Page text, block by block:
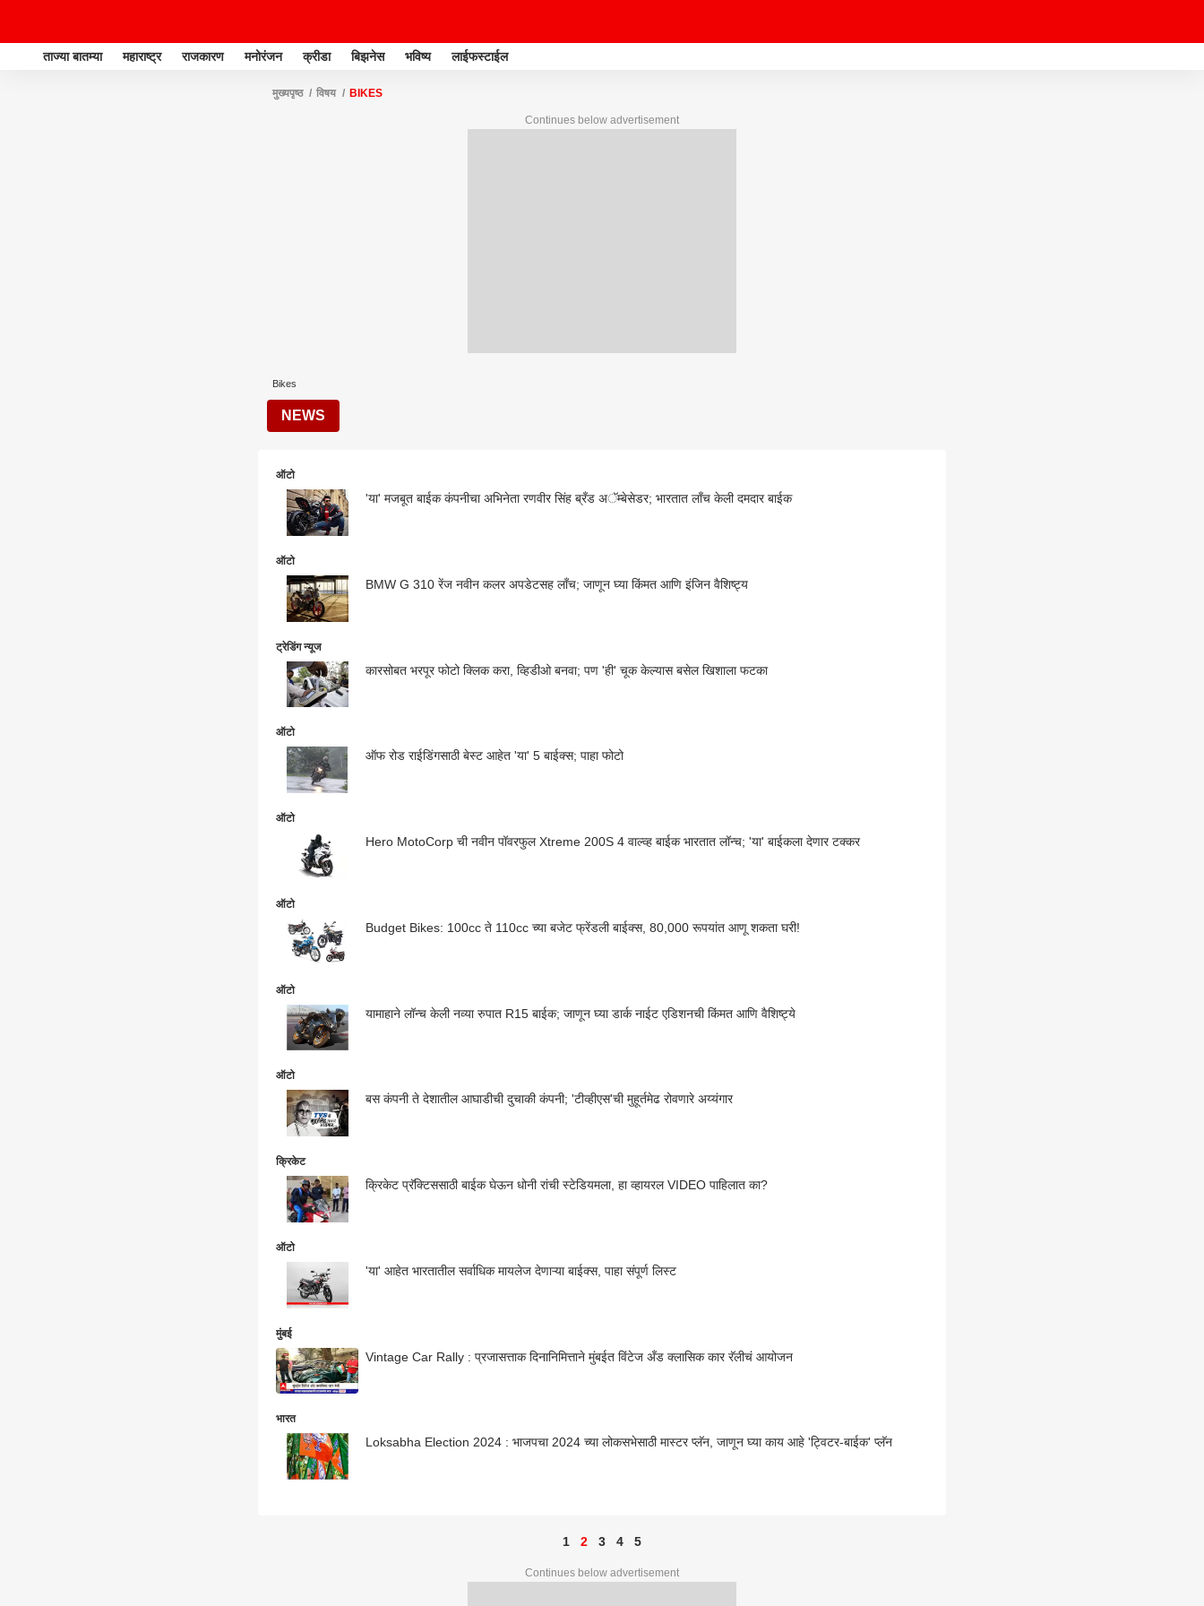
ताज्या बातम्या महाराष्ट्र राजकारण मनोरंजन क्रीडा बिझनेस भविष्य लाईफस्टाईल
मुख्यपृष्ठ विषय BIKES
Continues below advertisement
Bikes
NEWS
ऑटो
'या' मजबूत बाईक कंपनीचा अभिनेता रणवीर सिंह ब्रँड अॅम्बेसेडर; भारतात लाँच केली दमदार बाईक
ऑटो
BMW G 310 रेंज नवीन कलर अपडेटसह लॉंच; जाणून घ्या किंमत आणि इंजिन वैशिष्ट्य
ट्रेडिंग न्यूज
कारसोबत भरपूर फोटो क्लिक करा, व्हिडीओ बनवा; पण 'ही' चूक केल्यास बसेल खिशाला फटका
ऑटो
ऑफ रोड राईडिंगसाठी बेस्ट आहेत 'या' 5 बाईक्स; पाहा फोटो
ऑटो
Hero MotoCorp ची नवीन पॉवरफुल Xtreme 200S 4 वाल्व्ह बाईक भारतात लॉन्च; 'या' बाईकला देणार टक्कर
ऑटो
Budget Bikes: 100cc ते 110cc च्या बजेट फ्रेंडली बाईक्स, 80,000 रूपयांत आणू शकता घरी!
ऑटो
यामाहाने लॉन्च केली नव्या रुपात R15 बाईक; जाणून घ्या डार्क नाईट एडिशनची किंमत आणि वैशिष्ट्ये
ऑटो
बस कंपनी ते देशातील आघाडीची दुचाकी कंपनी; 'टीव्हीएस'ची मुहूर्तमेढ रोवणारे अय्यंगार
क्रिकेट
क्रिकेट प्रॅक्टिससाठी बाईक घेऊन धोनी रांची स्टेडियमला, हा व्हायरल VIDEO पाहिलात का?
ऑटो
'या' आहेत भारतातील सर्वाधिक मायलेज देणाऱ्या बाईक्स, पाहा संपूर्ण लिस्ट
मुंबई
Vintage Car Rally : प्रजासत्ताक दिनानिमित्ताने मुंबईत विंटेज अँड क्लासिक कार रॅलीचं आयोजन
भारत
Loksabha Election 2024 : भाजपचा 2024 च्या लोकसभेसाठी मास्टर प्लॅन, जाणून घ्या काय आहे 'ट्विटर-बाईक' प्लॅन
1 2 3 4 5
Continues below advertisement